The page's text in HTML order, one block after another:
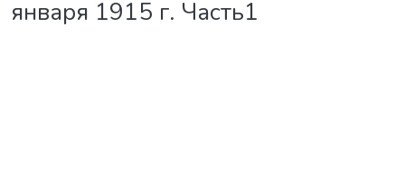
января 1915 г. Часть1